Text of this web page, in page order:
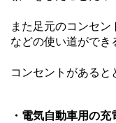
また足元のコンセ
などの使い道ができ
コンセントがあると
・電気自動車用の充